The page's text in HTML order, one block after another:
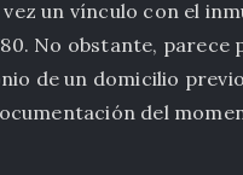
un vínculo con el
No obstante, parece
de un domicilio
del